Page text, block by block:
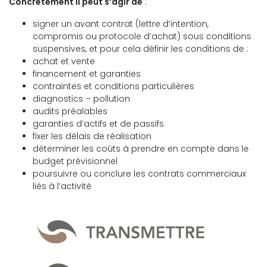
signer un avant contrat (lettre d’intention,
compromis ou protocole d’achat) sous conditions
suspensives, et pour cela définir les conditions de :
achat et vente
financement et garanties
contraintes et conditions particulières
diagnostics – pollution
audits préalables
garanties d’actifs et de passifs
fixer les délais de réalisation
déterminer les coûts à prendre en compte dans le
budget prévisionnel
poursuivre ou conclure les contrats commerciaux
liés à l’activité